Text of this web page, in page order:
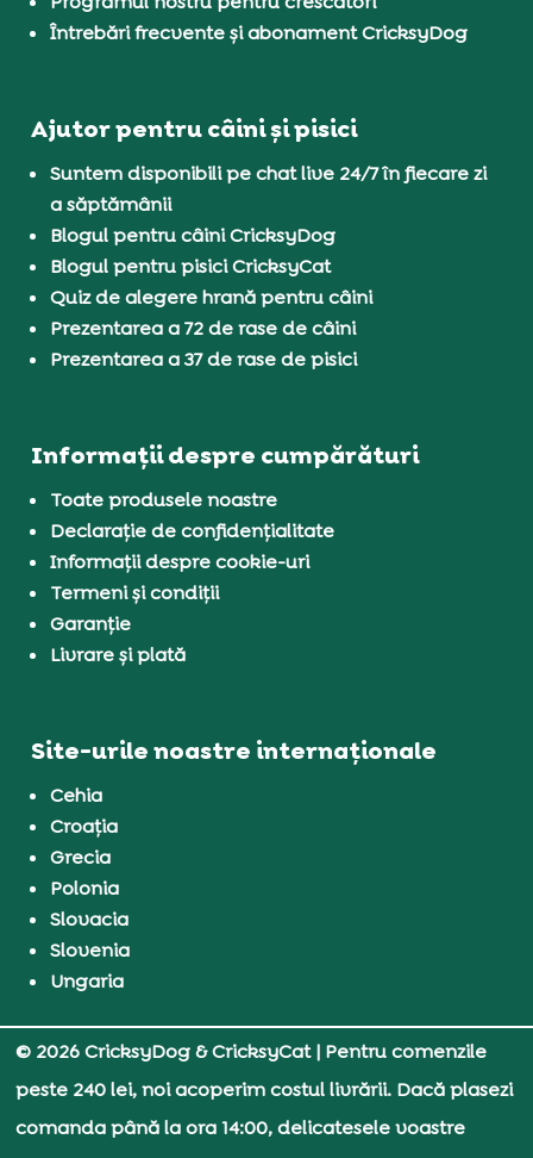
Întrebări frecvente și abonament CricksyDog
Ajutor pentru câini și pisici
Suntem disponibili pe chat live 24/7 în fiecare zi
a săptămânii
Blogul pentru câini CricksyDog
Blogul pentru pisici CricksyCat
Quiz de alegere hrană pentru câini
Prezentarea a 72 de rase de câini
Prezentarea a 37 de rase de pisici
Informații despre cumpărături
Toate produsele noastre
Declarație de confidențialitate
Informații despre cookie-uri
Termeni și condiții
Garanție
Livrare și plată
Site-urile noastre internaționale
Cehia
Croația
Grecia
Polonia
Slovacia
Slovenia
Ungaria
© 2026 CricksyDog & CricksyCat| Pentru comenzile
peste 240 lei, noi acoperim costul livrării. Dacă plasezi
comanda până la ora 14:00, delicatesele voastre